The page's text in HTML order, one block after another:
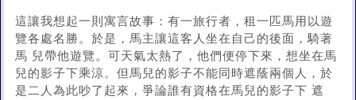
這讓我想起一則寓言故事：有一旅行者，租一匹馬用以遊
覽各處名勝。於是，馬主讓這客人坐在自己的後面，騎著
馬 兒帶他遊覽。可天氣太熱了，他們便停下來，想坐在馬
兒的影子下乘涼。但馬兒的影子不能同時遮蔭兩個人，於
是二人為此吵了起來，爭論誰有資格在馬兒的影子下 遮